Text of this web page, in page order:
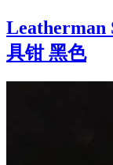
Leatherman
具钳 黑色